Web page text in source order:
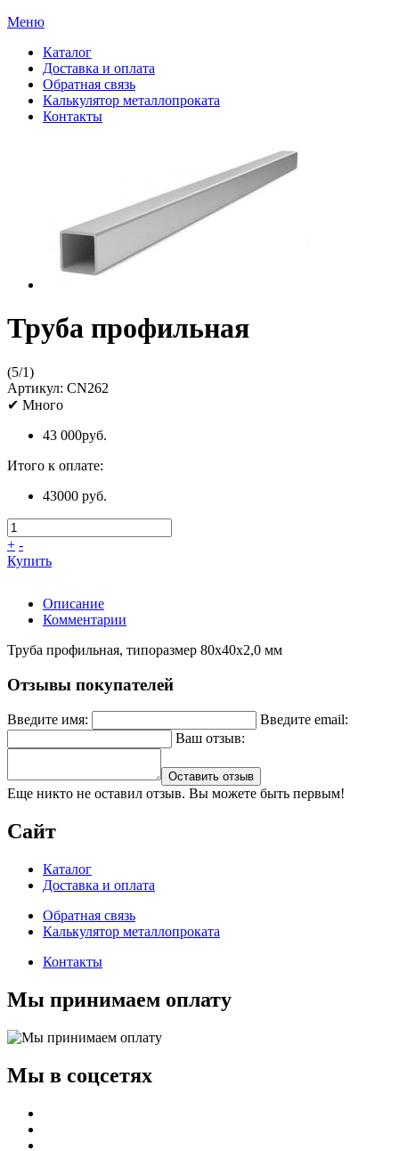
Меню
Каталог
Доставка и оплата
Обратная связь
Калькулятор металлопроката
Контакты
Труба профильная
(5/1)
Артикул: CN262
✔ Много
43 000руб.
Итого к оплате:
43000 руб.
+ -
Купить
Описание
Комментарии
Труба профильная, типоразмер 80x40x2,0 мм
Отзывы покупателей
Введите имя:
Введите email:
Ваш отзыв:
Оставить отзыв
Еще никто не оставил отзыв. Вы можете быть первым!
Сайт
Каталог
Доставка и оплата
Обратная связь
Калькулятор металлопроката
Контакты
Мы принимаем оплату
Мы в соцсетях